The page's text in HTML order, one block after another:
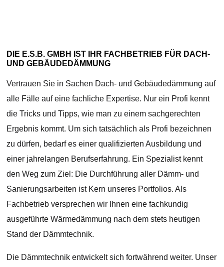
DIE E.S.B. GMBH IST IHR FACHBETRIEB FÜR DACH-
UND GEBÄUDEDÄMMUNG
Vertrauen Sie in Sachen Dach- und Gebäudedämmung auf
alle Fälle auf eine fachliche Expertise. Nur ein Profi kennt
die Tricks und Tipps, wie man zu einem sachgerechten
Ergebnis kommt. Um sich tatsächlich als Profi bezeichnen
zu dürfen, bedarf es einer qualifizierten Ausbildung und
einer jahrelangen Berufserfahrung. Ein Spezialist kennt
den Weg zum Ziel: Die Durchführung aller Dämm- und
Sanierungsarbeiten ist Kern unseres Portfolios. Als
Fachbetrieb versprechen wir Ihnen eine fachkundig
ausgeführte Wärmedämmung nach dem stets heutigen
Stand der Dämmtechnik.
Die Dämmtechnik entwickelt sich fortwährend weiter. Unser